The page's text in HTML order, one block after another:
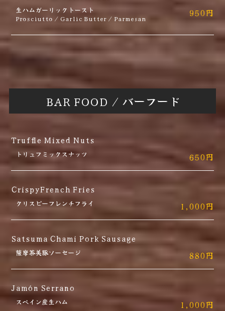
生ハムガーリックトースト
Prosciutto / Garlic Butter / Parmesan
950円
BAR FOOD / バーフード
Truffle Mixed Nuts
トリュフミックスナッツ 650円
CrispyFrench Fries
クリスピーフレンチフライ 1,000円
Satsuma Chami Pork Sausage
薩摩茶美豚ソーセージ 880円
Jamón Serrano
スペイン産生ハム 1,000円